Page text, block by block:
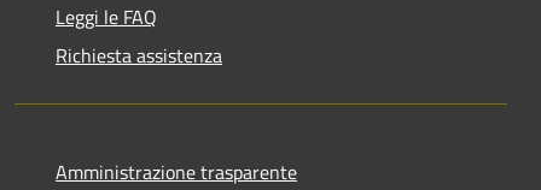
Leggi le FAQ
Richiesta assistenza
Amministrazione trasparente